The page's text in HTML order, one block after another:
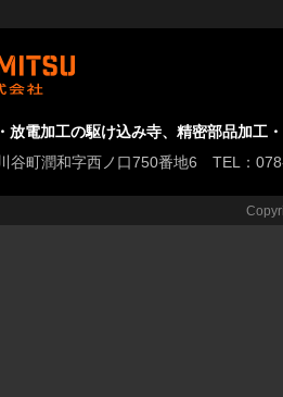
放電加工の駆け込み寺、精密部品加工
谷町潤和字西ノ口750番地6 TEL：